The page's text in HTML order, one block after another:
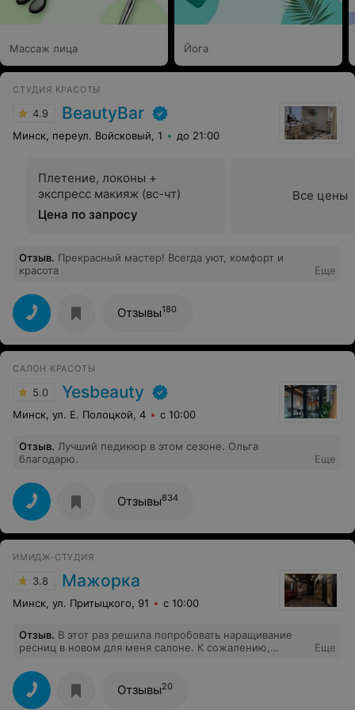
Массаж лица Йога
СТУДИЯ КРАСОТЫ
4.9 BeautyBar
Минск, переул. Войсковый, 1 до 21:00
Плетение, локоны +
экспресс макияж (вс-чт)
Цена по запросу
Все цены
Отзыв. Прекрасный мастер! Всегда уют, комфорт и
красота
Еще
Отзывы180
САЛОН КРАСОТЫ
5.0 Yesbeauty
Минск, ул. Е. Полоцкой, 4 с 10:00
Отзыв. Лучший педикюр в этом сезоне. Ольга
благодарю.
Еще
Отзывы834
ИМИДЖ-СТУДИЯ
3.8 Мажорка
Минск, ул. Притыцкого, 91 с 10:00
Отзыв. В этот раз решила попробовать наращивание
ресниц в новом для меня салоне. К сожалению,
провела в ожидании около 15 минут. Но ни чай, ни
кофе мне не предложили. С местом для верхней
одежды тоже пришлось разбираться самостоятельно.
Еще
Отзывы20